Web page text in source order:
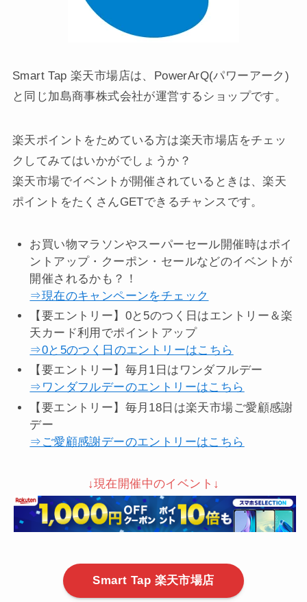
Smart Tap 楽天市場店は、PowerArQ(パワーアーク)
と同じ加島商事株式会社が運営するショップです。
楽天ポイントをためている方は楽天市場店をチェッ
クしてみてはいかがでしょうか？
楽天市場でイベントが開催されているときは、楽天
ポイントをたくさんGETできるチャンスです。
お買い物マラソンやスーパーセール開催時はポイ
ントアップ・クーポン・セールなどのイベントが
開催されるかも？！
⇒現在のキャンペーンをチェック
【要エントリー】0と5のつく日はエントリー＆楽
天カード利用でポイントアップ
⇒0と5のつく日のエントリーはこちら
【要エントリー】毎月1日はワンダフルデー
⇒ワンダフルデーのエントリーはこちら
【要エントリー】毎月18日は楽天市場ご愛顧感謝
デー
⇒ご愛顧感謝デーのエントリーはこちら
↓現在開催中のイベント↓
Smart Tap 楽天市場店